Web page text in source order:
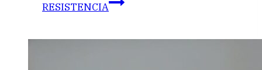
RESISTENCIA